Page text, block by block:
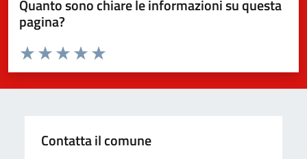
Quanto sono chiare le informazioni su questa
pagina?
Valuta da 1 a 5 stelle la pagina
Valuta 5 stelle su 5
Valuta 4 stelle su 5
Valuta 3 stelle su 5
Valuta 2 stelle su 5
Valuta 1 stelle su 5
Contatta il comune